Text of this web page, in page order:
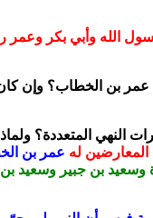
الله وأبي بكر وعمر
عمر بن الخطاب؟ وإن
النهي المتعددة؟
له عمر بن
وسعيد بن جبير وسعيد